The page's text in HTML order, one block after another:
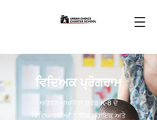
ਵਿਦਿਅਕ ਪ੍ਰੋਗਰਾਮ
ਅਰਬਨ ਚੁਆਇਸ ਗ੍ਰੇਡ K-8 ਦੇ
ਵਿਦਿਆਰਥੀਆਂ ਨੂੰ ਇੱਕ ਸਹਾਇਕ ਅਤੇ